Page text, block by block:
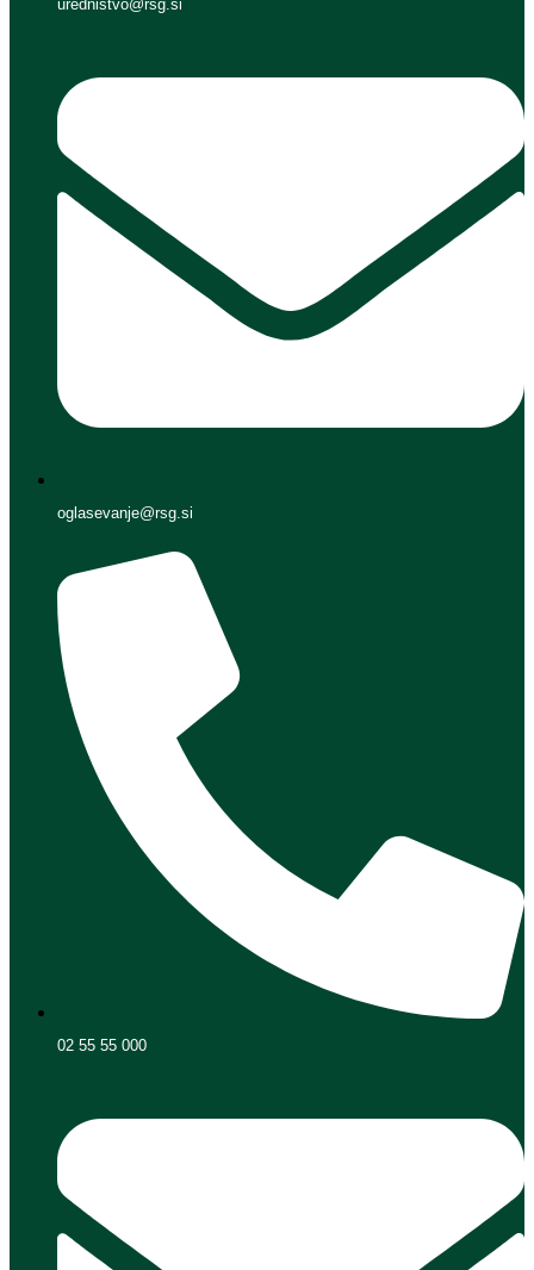
urednistvo@rsg.si
oglasevanje@rsg.si
02 55 55 000